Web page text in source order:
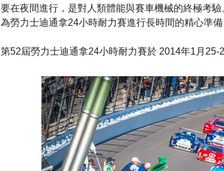
要在夜間進行，是對人類體能與賽車機械的終極考
為勞力士迪通拿24小時耐力賽進行長時間的精心準
第52屆勞力士迪通拿24小時耐力賽於 2014年1月25-